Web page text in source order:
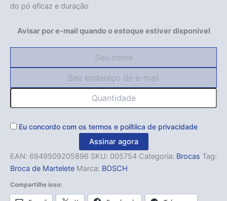
do pó eficaz e duração
Avisar por e-mail quando o estoque estiver disponível
Eu concordo com os termos e polítiica de privacidade
Assinar agora
EAN: 6949509205896 SKU: 005754 Categoria: Brocas Tag:
Broca de Martelete Marca: BOSCH
Compartilhe isso: